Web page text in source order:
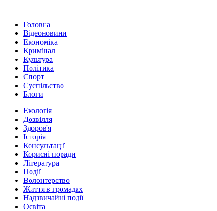
Головна
Відеоновини
Економіка
Кримінал
Культура
Політика
Спорт
Суспільство
Блоги
Екологія
Дозвілля
Здоров'я
Історія
Консультації
Корисні поради
Література
Події
Волонтерство
Життя в громадах
Надзвичайні події
Освіта